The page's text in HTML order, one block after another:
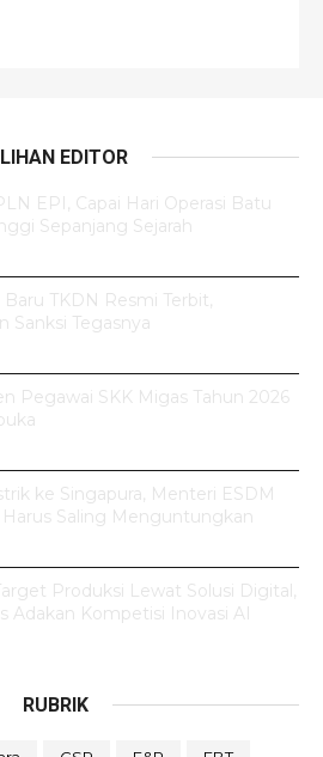
EDITOR
EPI, Capai Hari Operasi Batu
Sepanjang Sejarah
Baru TKDN Resmi Terbit,
Sanksi Tegasnya
Pegawai SKK Migas Tahun 2026
ke Singapura, Menteri ESDM
Harus Saling Menguntungkan
Produksi Lewat Solusi Digital,
Adakan Kompetisi Inovasi AI
RUBRIK